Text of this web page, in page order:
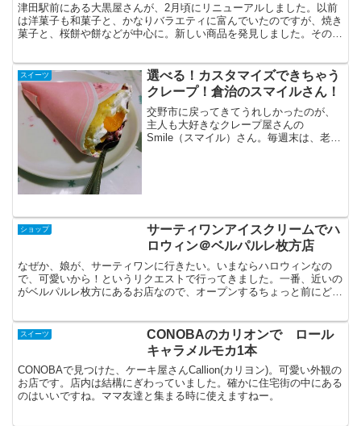
津田駅前にある大黒屋さんが、2月頃にリニューアルしました。以前
は洋菓子も和菓子と、かなりバラエティに富んでいたのですが、焼き
菓子と、桜餅や餅などが中心に。新しい商品を発見しました。その名
スイーツ
選べる！カスタマイズできちゃう
クレープ！倉治のスマイルさん！
交野市に戻ってきてうれしかったのが、
主人も大好きなクレープ屋さんの
Smile（スマイル）さん。毎週末は、老若
ショップ
サーティワンアイスクリームでハ
ロウィン＠ベルパルレ枚方店
なぜか、娘が、サーティワンに行きたい。いまならハロウィンなの
で、可愛いから！というリクエストで行ってきました。一番、近いの
がベルパルレ枚方にあるお店なので、オープンするちょっと前にどっ
スイーツ
CONOBAのカリオンで ロール
キャラメルモカ1本
CONOBAで見つけた、ケーキ屋さんCallion(カリヨン)。可愛い外観の
お店です。店内は結構にぎわっていました。確かに住宅街の中にある
のはいいですね。ママ友達と集まる時に使えますねー。